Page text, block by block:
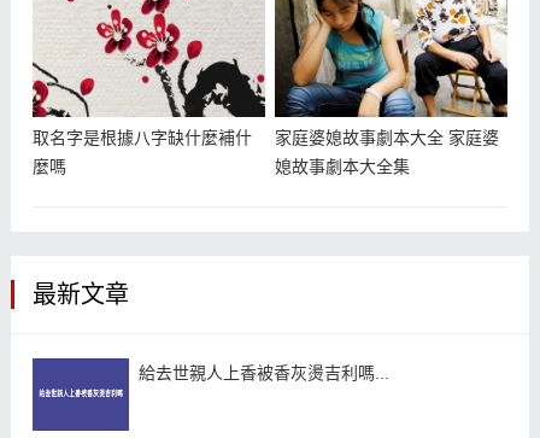
取名字是根據八字缺什麼補什
麼嗎
家庭婆媳故事劇本大全 家庭婆
媳故事劇本大全集
最新文章
給去世親人上香被香灰燙吉利嗎...